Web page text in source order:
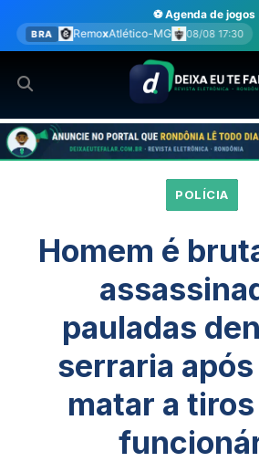
para
o
conteúdo
⚽ Agenda de jogos
MG
08/08 17:30 SÉRIE B Botafogo-
POLÍCIA
Homem é
pauladas
serraria
matar a